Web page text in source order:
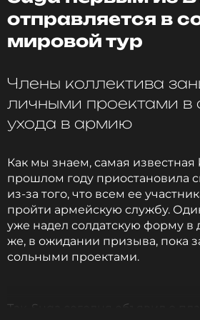
Фото: allkpop
Читайте нас в
отправляется в
мировой тур
Члены коллектива
личными проектами
ухода в армию
Как мы знаем, самая известная
прошлом году приостановила
из-за того, что всем ее
пройти армейскую службу.
уже надел солдатскую форму в
же, в ожидании призыва, пока
сольными проектами.
Так, Suga сегодня объявил о